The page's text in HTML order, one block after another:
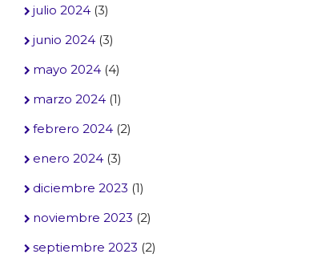
julio 2024 (3)
junio 2024 (3)
mayo 2024 (4)
marzo 2024 (1)
febrero 2024 (2)
enero 2024 (3)
diciembre 2023 (1)
noviembre 2023 (2)
septiembre 2023 (2)